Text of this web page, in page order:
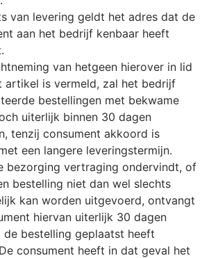
van levering geldt het adres dat de
aan het bedrijf kenbaar heeft
van hetgeen hierover in lid
artikel is vermeld, zal het bedrijf
bestellingen met bekwame
uiterlijk binnen 30 dagen
tenzij consument akkoord is
een langere leveringstermijn.
bezorging vertraging ondervindt, of
bestelling niet dan wel slechts
kan worden uitgevoerd, ontvangt
hiervan uiterlijk 30 dagen
de bestelling geplaatst heeft
consument heeft in dat geval het